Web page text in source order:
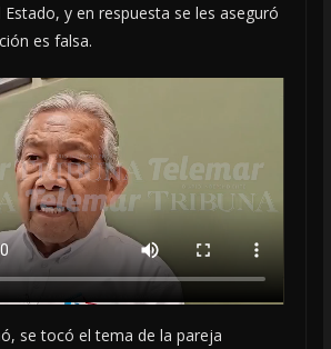
y en respuesta se les aseguró
es falsa.
se tocó el tema de la pareja